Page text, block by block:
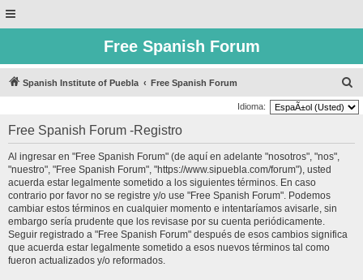
Free Spanish Forum
Spanish Institute of Puebla Free Spanish Forum
u
Idioma:
Free Spanish Forum -Registro
Al ingresar en "Free Spanish Forum" (de aquí en adelante "nosotros", "nos",
"nuestro", "Free Spanish Forum", "https://www.sipuebla.com/forum"), usted
acuerda estar legalmente sometido a los siguientes términos. En caso
contrario por favor no se registre y/o use "Free Spanish Forum". Podemos
cambiar estos términos en cualquier momento e intentaríamos avisarle, sin
embargo sería prudente que los revisase por su cuenta periódicamente.
Seguir registrado a "Free Spanish Forum" después de esos cambios significa
que acuerda estar legalmente sometido a esos nuevos términos tal como
fueron actualizados y/o reformados.